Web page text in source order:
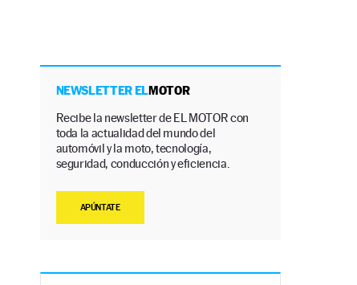
NEWSLETTER ELMOTOR
Recibe la newsletter de EL MOTOR con
toda la actualidad del mundo del
automóvil y la moto, tecnología,
seguridad, conducción y eficiencia.
APÚNTATE